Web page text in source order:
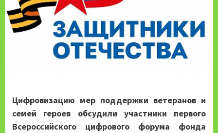
Цифровизацию мер поддержки ветеранов и
семей героев обсудили участники первого
Всероссийского цифрового форума фонда